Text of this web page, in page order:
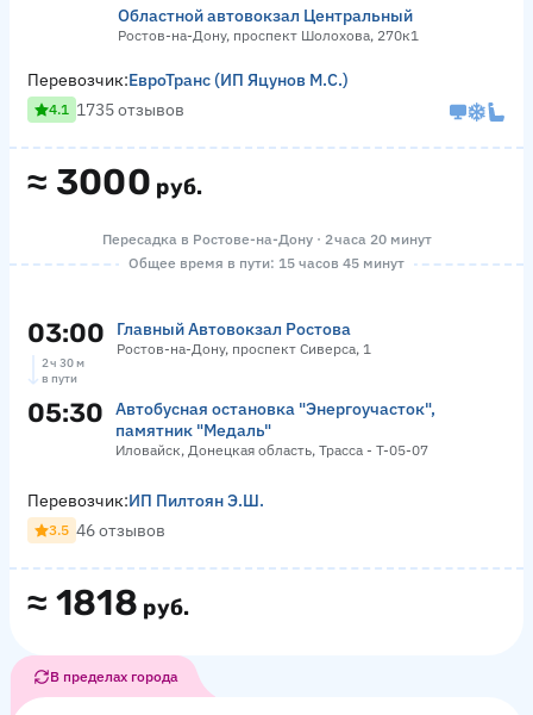
Областной автовокзал Центральный
Ростов-на-Дону, проспект Шолохова, 270к1
≈ 3000 руб.
Перевозчик:ЕвроТранс (ИП Яцунов М.С.)
4.1 1735 отзывов
Пересадка в Ростове-на-Дону · 2 часа 20 минут
Общее время в пути: 15 часов 45 минут
03:00 Главный Автовокзал Ростова
Ростов-на-Дону, проспект Сиверса, 1
2 ч 30 м
в пути
05:30
Автобусная остановка "Энергоучасток",
памятник "Медаль"
Иловайск, Донецкая область, Трасса - Т-05-07
≈ 1818 руб.
Перевозчик:ИП Пилтоян Э.Ш.
3.5 46 отзывов
В пределах города